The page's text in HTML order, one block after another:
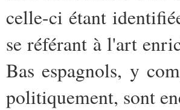
celle-ci étant
se référant à l'art
Bas espagnols, y
politiquement, sont